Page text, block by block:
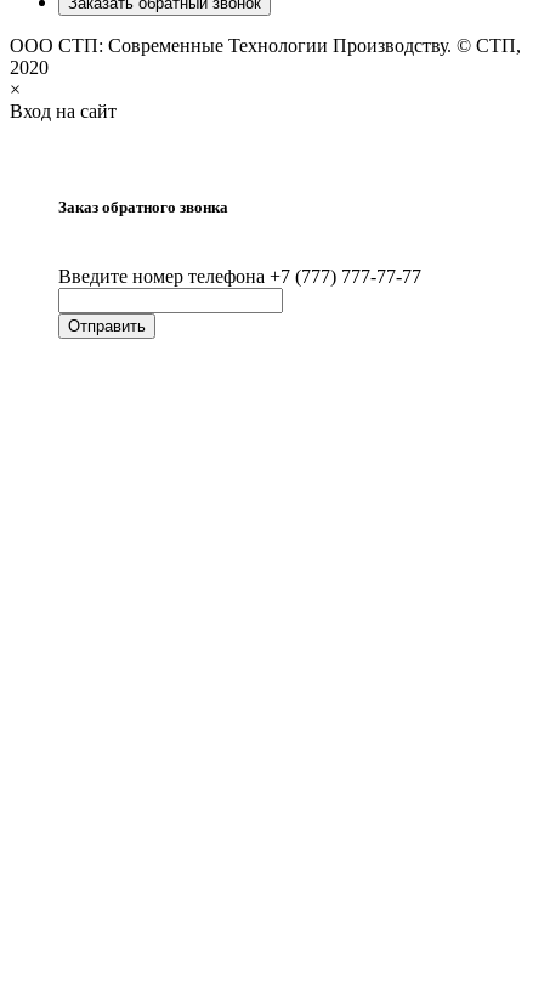
ООО СТП: Современные Технологии Производству. © СТП,
2020
×
Вход на сайт
Заказ обратного звонка
Введите номер телефона +7 (777) 777-77-77
Отправить